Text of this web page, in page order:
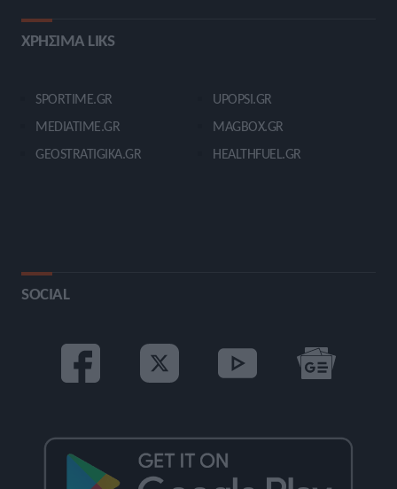
ΧΡΗΣΙΜΑ LIKS
SPORTIME.GR
MEDIATIME.GR
GEOSTRATIGIKA.GR
UPOPSI.GR
MAGBOX.GR
HEALTHFUEL.GR
SOCIAL